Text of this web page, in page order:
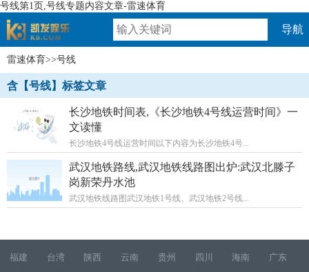
号线第1页,号线专题内容文章-雷速体育
速体育
导航
雷速体育>>号线
含【号线】标签文章
长沙地铁时间表,《长沙地铁4号线运营时间》一
文读懂
长沙地铁4号线运营时间以下内容为长沙地铁4号...
武汉地铁路线,武汉地铁线路图出炉:武汉北滕子
岗新荣丹水池
武汉地铁线路图武汉地铁1号线、武汉地铁2号线...
福建 台湾 陕西 云南 贵州 四川 海南 广东